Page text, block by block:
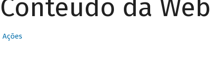
Conteúdo da Web
Ações